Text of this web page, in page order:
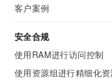
客户案例
安全合规
使用RAM进行访问控制
使用资源组进行精细化